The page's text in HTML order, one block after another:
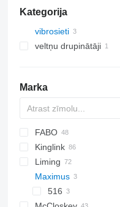
Kategorija
vibrosieti
veltņu drupinātāji
Marka
DF
60
SM
E-series
S-series
FABO
FTB
FTI
FTS
Fullstar
542
640
PC
Combo
Explorer
Frontier
Novum
Kinglink
2LSX
KL
ZSW
Mobiscreen
Liming
Maximus
516